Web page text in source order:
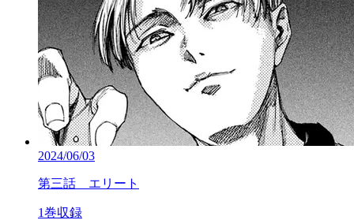
2024/06/03
第三話 エリート
1巻収録